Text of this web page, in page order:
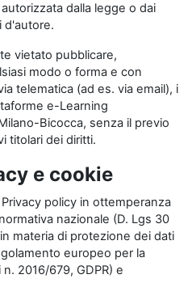
dalla legge o dai
d'autore.
vietato pubblicare,
modo o forma e con
telematica (ad es. via email), i
e-Learning
Bicocca, senza il previo
titolari dei diritti.
e cookie
policy in ottemperanza
nazionale (D. Lgs 30
materia di protezione dei dati
europeo per la
2016/679, GDPR) e